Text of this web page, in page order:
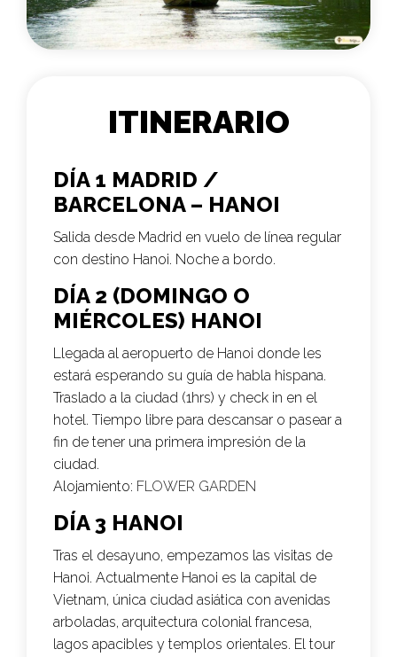
ITINERARIO
DÍA 1 MADRID /
BARCELONA – HANOI
Salida desde Madrid en vuelo de línea regular
con destino Hanoi. Noche a bordo.
DÍA 2 (DOMINGO O
MIÉRCOLES) HANOI
Llegada al aeropuerto de Hanoi donde les
estará esperando su guía de habla hispana.
Traslado a la ciudad (1hrs) y check in en el
hotel. Tiempo libre para descansar o pasear a
fin de tener una primera impresión de la
ciudad.
Alojamiento: FLOWER GARDEN
DÍA 3 HANOI
Tras el desayuno, empezamos las visitas de
Hanoi. Actualmente Hanoi es la capital de
Vietnam, única ciudad asiática con avenidas
arboladas, arquitectura colonial francesa,
lagos apacibles y templos orientales. El tour